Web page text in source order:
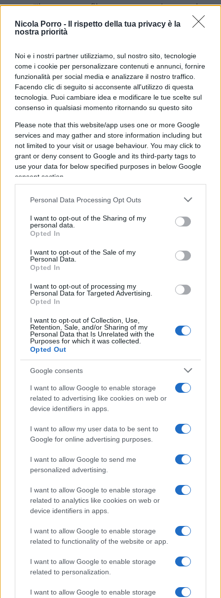
Nicola Porro -
Il rispetto della tua privacy è la
nostra priorità
Noi e i nostri partner utilizziamo, sul nostro sito, tecnologie
come i cookie per personalizzare contenuti e annunci, fornire
funzionalità per social media e analizzare il nostro traffico.
Facendo clic di seguito si acconsente all'utilizzo di questa
tecnologia. Puoi cambiare idea e modificare le tue scelte sul
consenso in qualsiasi momento ritornando su questo sito
Please note that this website/app uses one or more Google
services and may gather and store information including but
not limited to your visit or usage behaviour. You may click to
grant or deny consent to Google and its third-party tags to
use your data for below specified purposes in below Google
consent section.
Personal Data Processing Opt Outs
I want to opt-out of the Sharing of my
personal data.
Opted In
I want to opt-out of the Sale of my
Personal Data.
Opted In
I want to opt-out of processing my
Personal Data for Targeted Advertising.
Opted In
I want to opt-out of Collection, Use,
Retention, Sale, and/or Sharing of my
Personal Data that Is Unrelated with the
Purposes for which it was collected.
Opted Out
Google consents
I want to allow Google to enable storage
related to advertising like cookies on web or
device identifiers in apps.
I want to allow my user data to be sent to
Google for online advertising purposes.
I want to allow Google to send me
personalized advertising.
I want to allow Google to enable storage
related to analytics like cookies on web or
device identifiers in apps.
I want to allow Google to enable storage
related to functionality of the website or app.
I want to allow Google to enable storage
related to personalization.
I want to allow Google to enable storage
pezzo: “Il magnate e filantropo statunitense, che
aveva avvertito dei rischi di una pandemia anni fa
e ha già versato 250 milioni di dollari per la
proprio per parlare dei prossimi investimenti. La
Fondazione Bill and Melinda Gates — la più ricca
fondazione privata al mondo, fondata nel 2000 dal
magnate insieme alla moglie – ha promesso di
aiutare a trovare i soldi necessari perché, una
volta messo a punto il vaccino, sia possibile
produrlo su larga scala, in modo da coprire le
necessità di tutti i Paesi”.
Leggi anche:
Albania, scende in campo Musk: “I giudici? Se
ne devono andare”
Il Pd sì e Musk no? Mattarella bastona Elon, ma
prende un bidone
Successivamente Gates avrebbe investito parecchi
altri quattrini nella
tant’è che alla fine del 2021 si parlava di una cifra
vicina ai2 miliardi di dollari. Eppure il fatto che
questo personaggio, sedicente filantropo, che per
la cronaca è il secondo finanziatore dell’Oms dopo
gli Stati Uniti, si fosse intromesso – sicuramente
per puro spirito di servizio, parola di giovane
marmotta – in un affare economico di grandi
dimensioni, prendendo direttamente contatto con
il vertici del governo italiano,sembra essere
completamente sfuggito al nostro amato
Presidente della Repubblica
, sempre pronto a
difendere l’onore nazionale.
Ma è possibile che noi siamo troppo prevenuti e
che, per questo motivo, non riusciamo a valutare
la differenza tra la libera espressione di una
effetto di una grave ingerenza nei riguardi di un
Paese sovrano, e gli amorevoli consigli “sanitari”
di un ricchissimo filantropo che ci sono costati a